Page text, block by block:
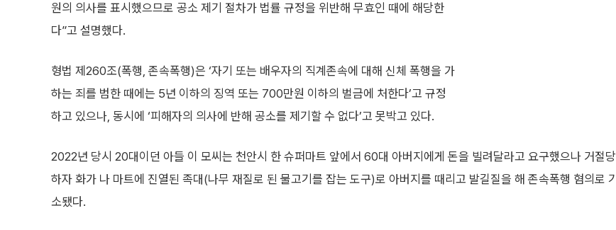
원의 의사를 표시했으므로 공소 제기 절차가 법률 규정을 위반해 무효인 때에 해당한
다”고 설명했다.
형법 제260조(폭행, 존속폭행)은 ‘자기 또는 배우자의 직계존속에 대해 신체 폭행을 가
하는 죄를 범한 때에는 5년 이하의 징역 또는 700만원 이하의 벌금에 처한다’고 규정
하고 있으나, 동시에 ‘피해자의 의사에 반해 공소를 제기할 수 없다’고 못박고 있다.
2022년 당시 20대이던 아들 이 모씨는 천안시 한 슈퍼마트 앞에서 60대 아버지에게 돈을 빌려달라고 요구했으나 거절당
하자 화가 나 마트에 진열된 족대(나무 재질로 된 물고기를 잡는 도구)로 아버지를 때리고 발길질을 해 존속폭행 혐의로 기
소됐다.